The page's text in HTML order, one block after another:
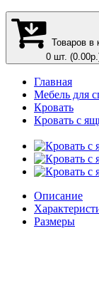
Товаров в
0 шт.
Главная
Мебель для
Кровать
Кровать с
Описание
Размеры